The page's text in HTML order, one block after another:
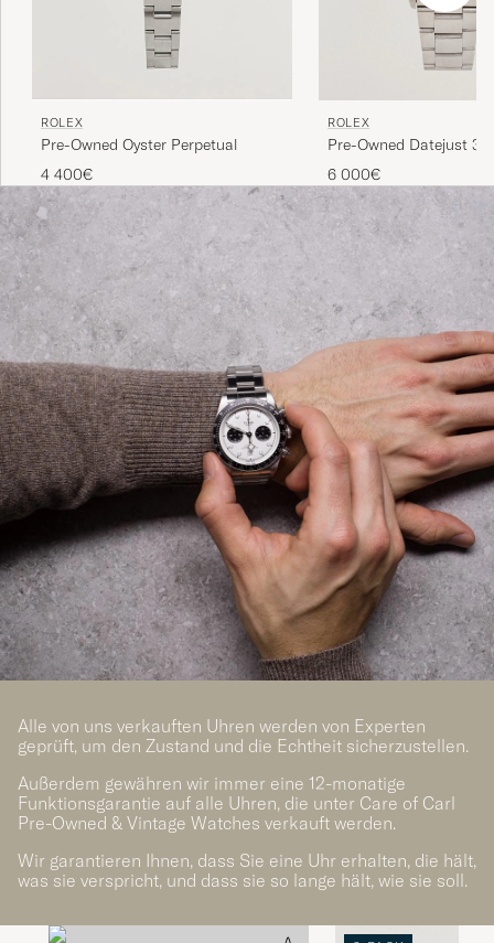
ROLEX
Pre-Owned Oyster Perpetual
4 400€
ROLEX
Pre-Owned Datejust 36
6 000€
Alle von uns verkauften Uhren werden von Experten
geprüft, um den Zustand und die Echtheit sicherzustellen.
Außerdem gewähren wir immer eine 12-monatige
Funktionsgarantie auf alle Uhren, die unter Care of Carl
Pre-Owned & Vintage Watches verkauft werden.
Wir garantieren Ihnen, dass Sie eine Uhr erhalten, die hält,
was sie verspricht, und dass sie so lange hält, wie sie soll.